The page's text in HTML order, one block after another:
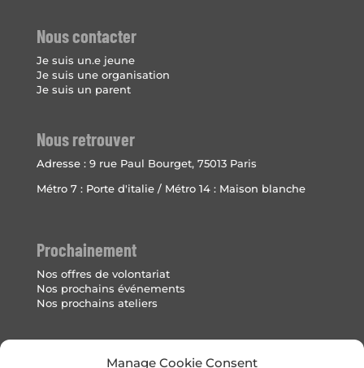
Manage Cookie Consent
Nous contacter
Je suis un.e jeune
Je suis une organisation
Je suis un parent
Nous retrouver
Adresse : 9 rue Paul Bourget, 75013 Paris
Métro 7 : Porte d'italie / Métro 14 : Maison blanche
Prochainement
Nos offres de volontariat
Nos prochains événements
Nos prochains ateliers
Politique de cookies (UE)